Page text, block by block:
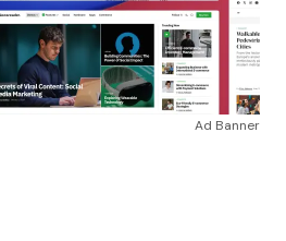
Ad Banner